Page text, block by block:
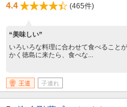
4.4 (465件)
“美味しい”
いろいろな料理に合わせて食べること
かく徳島に来たら、食べな...
王道 子連れ